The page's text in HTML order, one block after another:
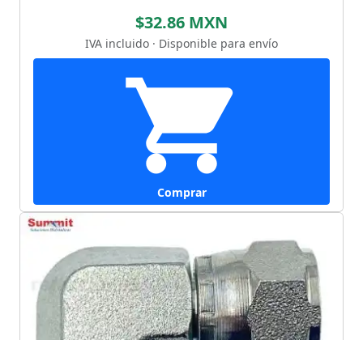
$32.86 MXN
IVA incluido · Disponible para envío
Comprar